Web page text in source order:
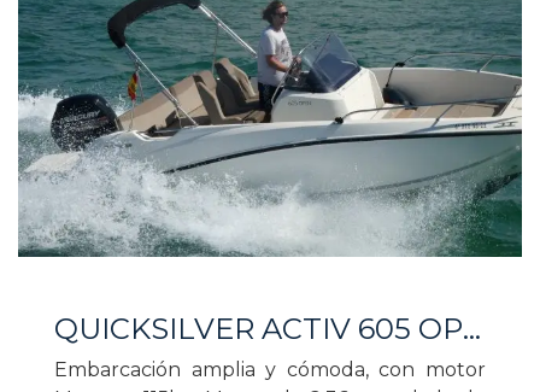
QUICKSILVER ACTIV 605 OPEN
Embarcación amplia y cómoda, con motor